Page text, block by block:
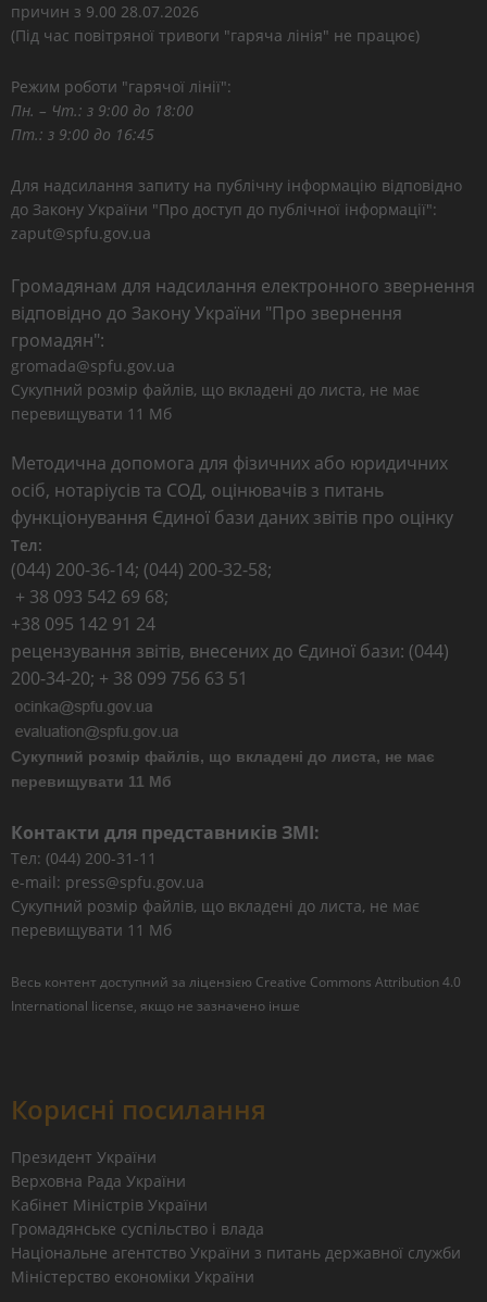
причин з 9.00 28.07.2026
(Під час повітряної тривоги "гаряча лінія" не працює)
Режим роботи "гарячої лінії":
Пн. – Чт.: з 9:00 до 18:00
Пт.: з 9:00 до 16:45
Для надсилання запиту на публічну інформацію відповідно
до Закону України "Про доступ до публічної інформації":
zaput@spfu.gov.ua
Громадянам для надсилання електронного звернення
відповідно до Закону України "Про звернення
громадян":
gromada@spfu.gov.ua
Сукупний розмір файлів, що вкладені до листа, не має
перевищувати 11 Мб
Методична допомога для фізичних або юридичних
осіб, нотаріусів та СОД, оцінювачів з питань
функціонування Єдиної бази даних звітів про оцінку
Тел:
(044) 200-36-14; (044) 200-32-58;
+ 38 093 542 69 68;
+38 095 142 91 24
рецензування звітів, внесених до Єдиної бази: (044)
200-34-20; + 38 099 756 63 51
Сукупний розмір файлів, що вкладені до листа, не має
перевищувати 11 Мб
Контакти для представників ЗМІ:
Тел: (044) 200-31-11
e-mail: press@spfu.gov.ua
Сукупний розмір файлів, що вкладені до листа, не має
перевищувати 11 Мб
Весь контент доступний за ліцензією Creative Commons Attribution 4.0
International license, якщо не зазначено інше
Корисні посилання
Президент України
Верховна Рада України
Кабінет Міністрів України
Громадянське суспільство і влада
Національне агентство України з питань державної служби
Міністерство економіки України